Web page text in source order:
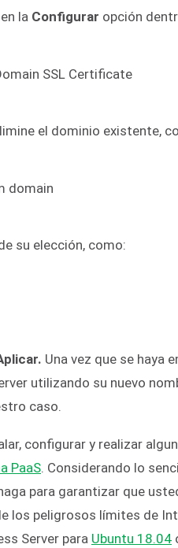
la Configurar opción
el dominio existente,
su elección, como:
Una vez que se haya
utilizando su nuevo
caso.
configurar y realizar
PaaS. Considerando lo
para garantizar que
los peligrosos límites de
Server para Ubuntu 18.04